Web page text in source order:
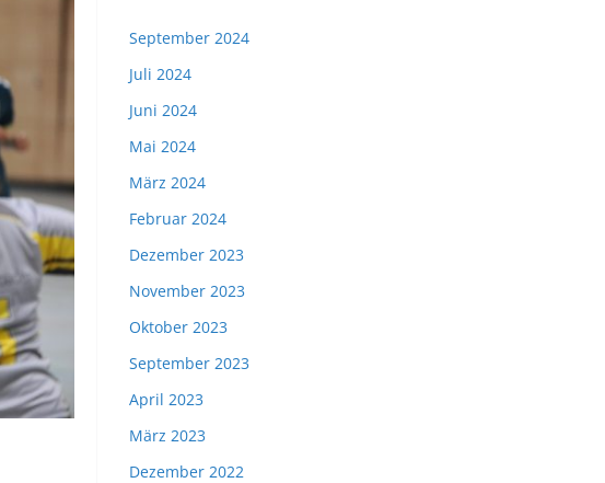
September 2024
Juli 2024
Juni 2024
Mai 2024
März 2024
Februar 2024
Dezember 2023
November 2023
Oktober 2023
September 2023
April 2023
März 2023
Dezember 2022